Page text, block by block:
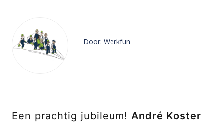
Door: Werkfun
Een prachtig jubileum! André Koster